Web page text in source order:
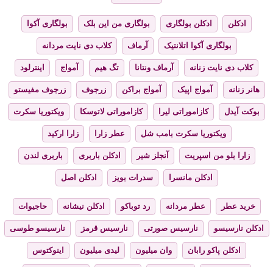
ادکلن ادکلن بولگاری بولگاری من این بلک بولگاری آکوا
بولگاری آکوا اتلانتیک آرماف کلاب دی نایت مردانه
کلاب دی نایت زنانه آرماف ونتانا تگ هیم آمواج اینترلود
هانر زنانه آمواج اپیک آمواج براکن زرجوف زرجوف مفیستو
بوکت آیدل کازاموراتی لیرا کازاموراتی لاتوسکا ویکتوریا سکرت
ویکتوریا سکرت بامب شل عطر زارا زارا ارکید
زارا بلو من اسپریت آنجلز شیر ادکلن باربری باربری لندن
ادکلن مانسرا سدرات بویز ادکلن اصل
خرید عطر عطر مردانه رد توباکو ادکلن نیشانه حاجیوات
ادکلن نارسیسو نارسیس صورتی نارسیس قرمز نارسیسو طوسی
ادکلن پاکو رابان وان میلیون لیدی میلیون اینوکتوس